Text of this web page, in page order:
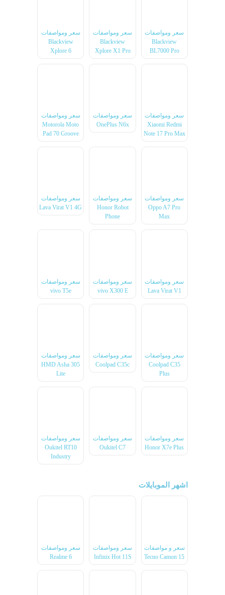
سعر ومواصفات
Blackview
BL7000 Pro
سعر ومواصفات
Blackview
Xplore X1 Pro
سعر ومواصفات
Blackview
Xplore 6
سعر ومواصفات
Xiaomi Redmi
Note 17 Pro Max
سعر ومواصفات
OnePlus N6x
سعر ومواصفات
Motorola Moto
Pad 70 Groove
سعر ومواصفات
Oppo A7 Pro
Max
سعر ومواصفات
Honor Robot
Phone
سعر ومواصفات
Lava Virat V1 4G
سعر ومواصفات
Lava Virat V1
سعر ومواصفات
vivo X300 E
سعر ومواصفات
vivo T5e
سعر ومواصفات
Coolpad C35
Plus
سعر ومواصفات
Coolpad C35c
سعر ومواصفات
HMD Asha 305
Lite
سعر ومواصفات
Honor X7e Plus
سعر ومواصفات
Oukitel C7
سعر ومواصفات
Oukitel RT10
Industry
اشهر الموبايلات
سعر و مواصفات
Tecno Camon 15
سعر ومواصفات
Infinix Hot 11S
سعر ومواصفات
Realme 6